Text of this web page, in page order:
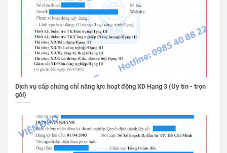
Dịch vụ cấp chứng chỉ năng lực hoạt động XD Hạng 3 (Uy tín - trọn
gói)